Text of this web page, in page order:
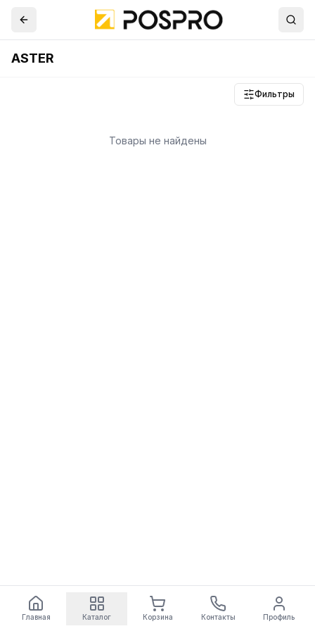
ASTER
Фильтры
Товары не найдены
Главная Каталог Корзина Контакты Профиль